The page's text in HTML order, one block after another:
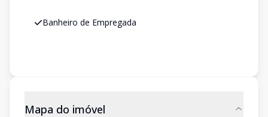
Banheiro de Empregada
Mapa do imóvel